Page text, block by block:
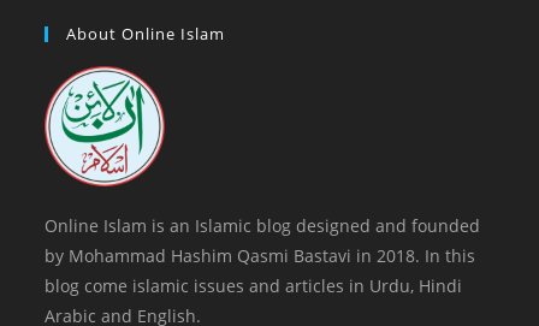
new a
tab
About Online Islam
Online Islam is an Islamic blog designed and founded
by Mohammad Hashim Qasmi Bastavi in 2018. In this
blog come islamic issues and articles in Urdu, Hindi
Arabic and English.